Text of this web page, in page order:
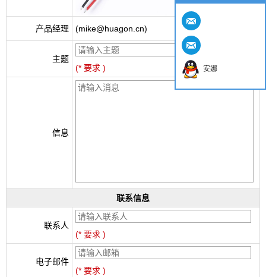
产品经理 (mike@huagon.cn)
主题
(* 要求 )
信息
联系信息
联系人
(* 要求 )
电子邮件
(* 要求 )
安娜